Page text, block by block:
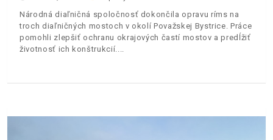
Národná diaľničná spoločnosť dokončila opravu ríms na
troch diaľničných mostoch v okolí Považskej Bystrice. Práce
pomohli zlepšiť ochranu okrajových častí mostov a predĺžiť
životnosť ich konštrukcií.